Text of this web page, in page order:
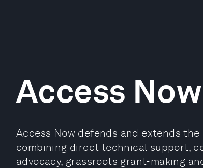
Access Now
Access Now defends and extends
combining direct technical support,
advocacy, grassroots grant-making